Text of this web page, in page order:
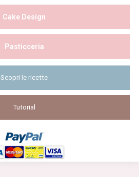
Cake Design
Pasticceria
Scopri le ricette
Tutorial